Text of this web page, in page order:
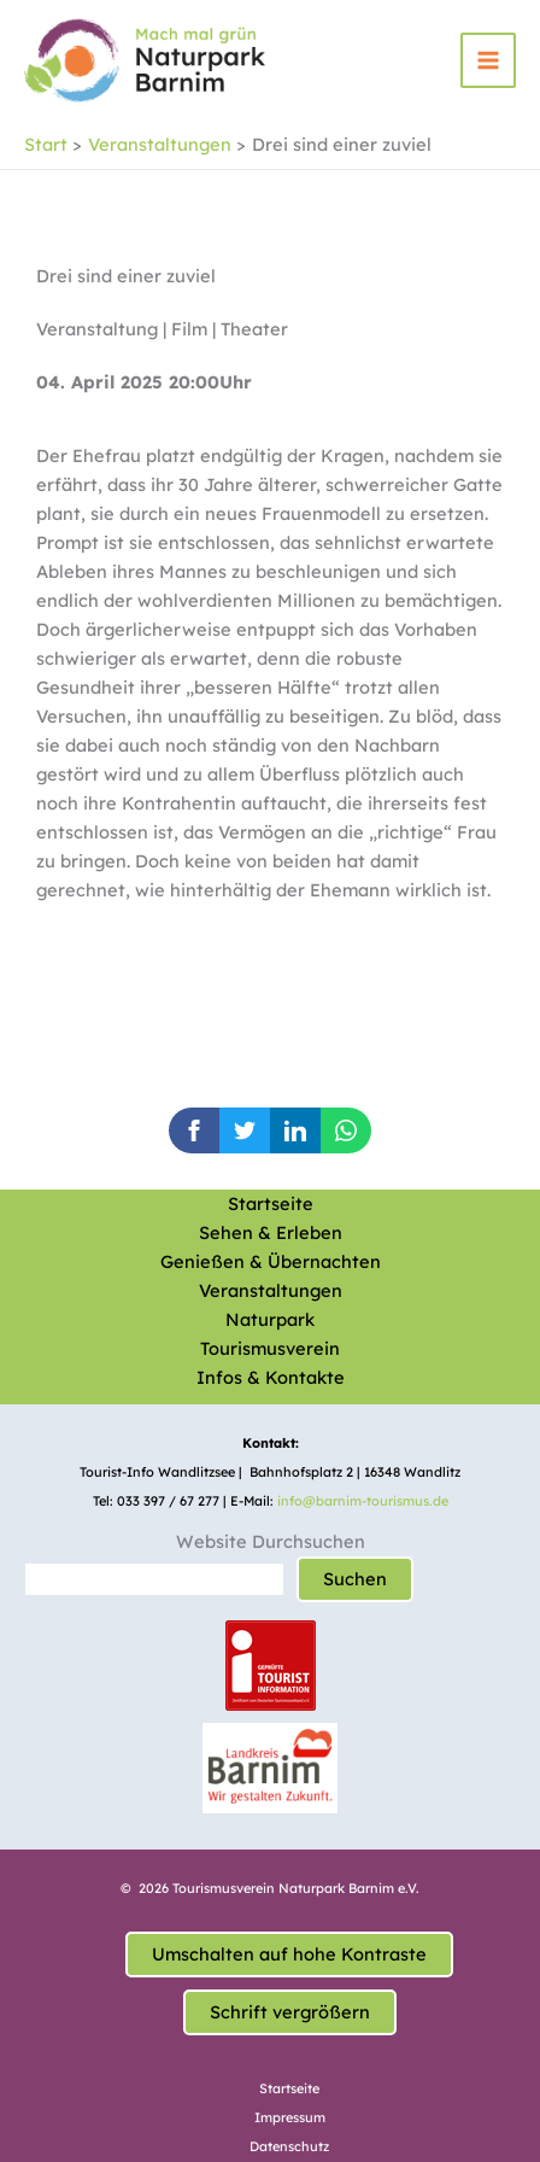
Inhalt
springen
Start Veranstaltungen Drei sind einer zuviel
Drei sind einer zuviel
Veranstaltung | Film | Theater
04. April 2025 20:00Uhr
Der Ehefrau platzt endgültig der Kragen, nachdem sie
erfährt, dass ihr 30 Jahre älterer, schwerreicher Gatte
plant, sie durch ein neues Frauenmodell zu ersetzen.
Prompt ist sie entschlossen, das sehnlichst erwartete
Ableben ihres Mannes zu beschleunigen und sich
endlich der wohlverdienten Millionen zu bemächtigen.
Doch ärgerlicherweise entpuppt sich das Vorhaben
schwieriger als erwartet, denn die robuste
Gesundheit ihrer „besseren Hälfte“ trotzt allen
Versuchen, ihn unauffällig zu beseitigen. Zu blöd, dass
sie dabei auch noch ständig von den Nachbarn
gestört wird und zu allem Überfluss plötzlich auch
noch ihre Kontrahentin auftaucht, die ihrerseits fest
entschlossen ist, das Vermögen an die „richtige“ Frau
zu bringen. Doch keine von beiden hat damit
gerechnet, wie hinterhältig der Ehemann wirklich ist.
Startseite
Sehen & Erleben
Genießen & Übernachten
Veranstaltungen
Naturpark
Tourismusverein
Infos & Kontakte
Kontakt:
Tourist-Info Wandlitzsee | Bahnhofsplatz 2 | 16348 Wandlitz
Tel: 033 397 / 67 277 | E-Mail: info@barnim-tourismus.de
Website Durchsuchen
Suchen
© 2026 Tourismusverein Naturpark Barnim e.V.
Umschalten auf hohe Kontraste
Schrift vergrößern
Startseite
Impressum
Datenschutz